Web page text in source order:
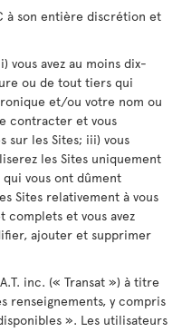
à son entière discrétion et
vous avez au moins dix-
ou de tout tiers qui
et/ou votre nom ou
contracter et vous
sur les Sites; iii) vous
les Sites uniquement
vous ont dûment
Sites relativement à vous
complets et vous avez
ajouter et supprimer
inc. (« Transat ») à titre
renseignements, y compris
». Les utilisateurs